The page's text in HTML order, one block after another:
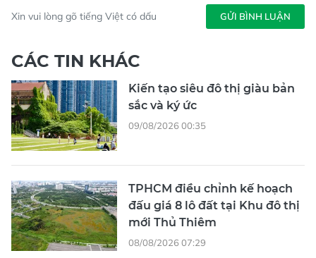
Xin vui lòng gõ tiếng Việt có dấu GỬI BÌNH LUẬN
CÁC TIN KHÁC
Kiến tạo siêu đô thị giàu bản
sắc và ký ức
09/08/2026 00:35
TPHCM điều chỉnh kế hoạch
đấu giá 8 lô đất tại Khu đô thị
mới Thủ Thiêm
08/08/2026 07:29